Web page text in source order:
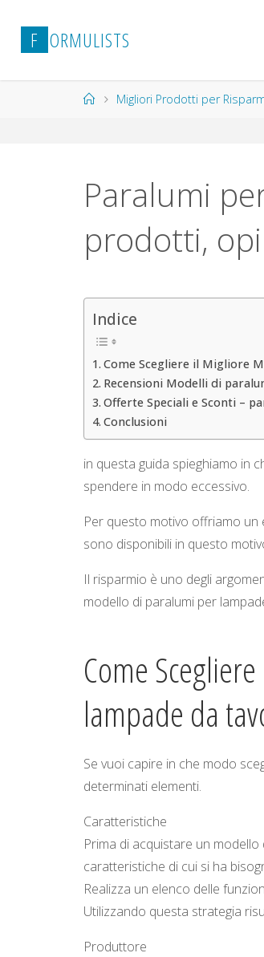
contenuto
F ORMULISTS
HomeMigliori Prodotti per
Paralumi
prodotti,
Indice
Come Scegliere il Migliore
Recensioni Modelli di
Offerte Speciali e Sconti –
Conclusioni
in questa guida spieghiamo in
spendere in modo eccessivo.
Per questo motivo offriamo un
sono disponibili in questo
Il risparmio è uno degli
modello di paralumi per
Come
lampade da
Se vuoi capire in che modo
determinati elementi.
Caratteristiche
Prima di acquistare un
caratteristiche di cui si ha
Realizza un elenco delle
Utilizzando questa strategia
Produttore